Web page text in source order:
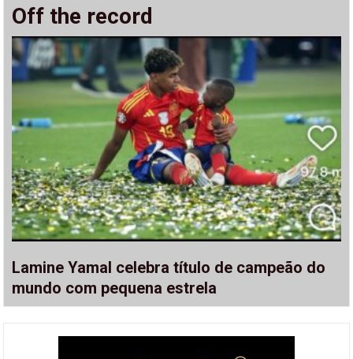
Off the record
Lamine Yamal celebra título de campeão do
mundo com pequena estrela